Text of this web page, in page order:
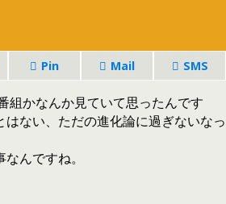
Pin Mail SMS
組かなんか見ていて思ったんです
はない、ただの進化論に過ぎないなっ
んですね。